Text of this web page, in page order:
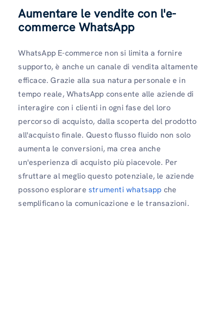
Aumentare le vendite con l'e-
commerce WhatsApp
WhatsApp E-commerce non si limita a fornire
supporto, è anche un canale di vendita altamente
efficace. Grazie alla sua natura personale e in
tempo reale, WhatsApp consente alle aziende di
interagire con i clienti in ogni fase del loro
percorso di acquisto, dalla scoperta del prodotto
all'acquisto finale. Questo flusso fluido non solo
aumenta le conversioni, ma crea anche
un'esperienza di acquisto più piacevole. Per
sfruttare al meglio questo potenziale, le aziende
possono esplorare strumenti whatsapp che
semplificano la comunicazione e le transazioni.